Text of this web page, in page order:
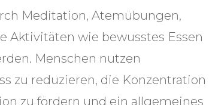
Meditation, Atemübungen,
Aktivitäten wie bewusstes Essen
Menschen nutzen
zu reduzieren, die Konzentration
zu fördern und ein allgemeines